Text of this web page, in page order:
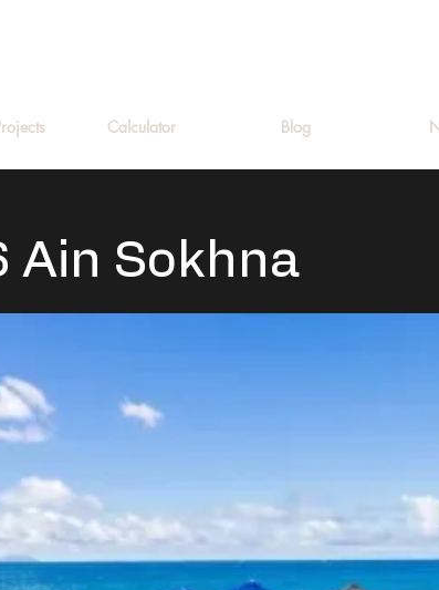
Calculator Blog
Ain Sokhna